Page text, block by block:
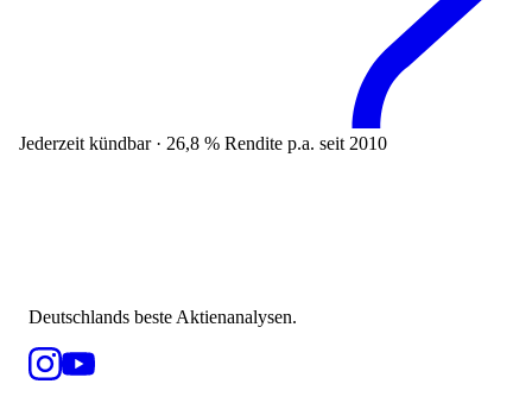
Jederzeit kündbar · 26,8 % Rendite p.a. seit 2010
Deutschlands beste Aktienanalysen.